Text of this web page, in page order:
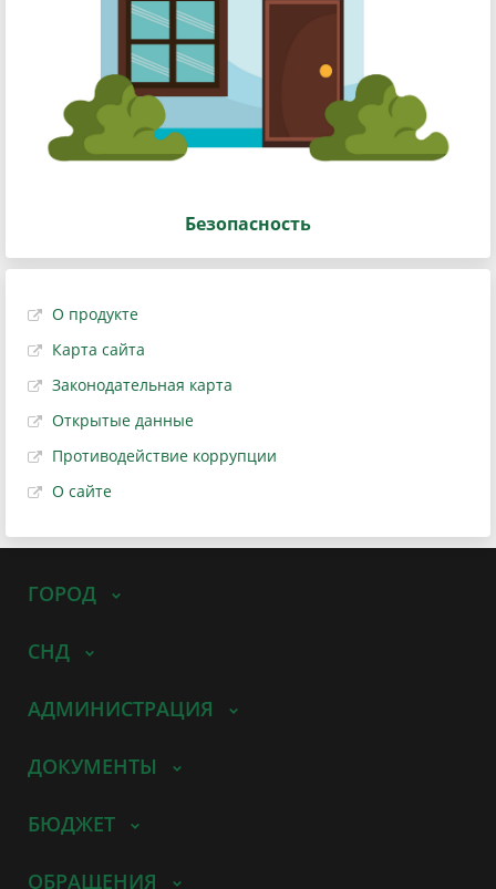
Безопасность
О продукте
Карта сайта
Законодательная карта
Открытые данные
Противодействие коррупции
О сайте
ГОРОД
СНД
АДМИНИСТРАЦИЯ
ДОКУМЕНТЫ
БЮДЖЕТ
ОБРАЩЕНИЯ